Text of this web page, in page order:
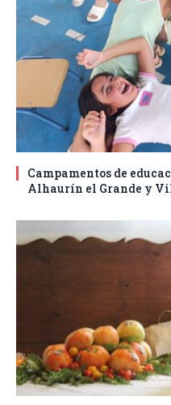
Campamentos de
Alhaurín el Grande y